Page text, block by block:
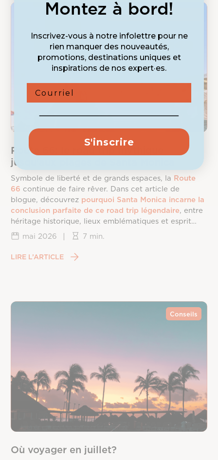
Destinations Inspiration
Route 66: le road trip mythique
jusqu’aux plages de Santa Monica
Symbole de liberté et de grands espaces, la Route
66 continue de faire rêver. Dans cet article de
blogue, découvrez pourquoi Santa Monica incarne la
conclusion parfaite de ce road trip légendaire, entre
héritage historique, lieux emblématiques et esprit
californien.
mai 2026 | 7 min.
LIRE L’ARTICLE
Conseils
Où voyager en juillet?
Montez à bord!
Inscrivez-vous à notre infolettre pour ne
rien manquer des nouveautés,
promotions, destinations uniques et
inspirations de nos expert·es.
Courriel
S'inscrire